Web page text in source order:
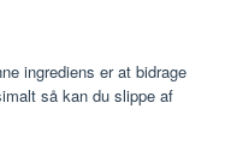
ingrediens er at bidrage
så kan du slippe af